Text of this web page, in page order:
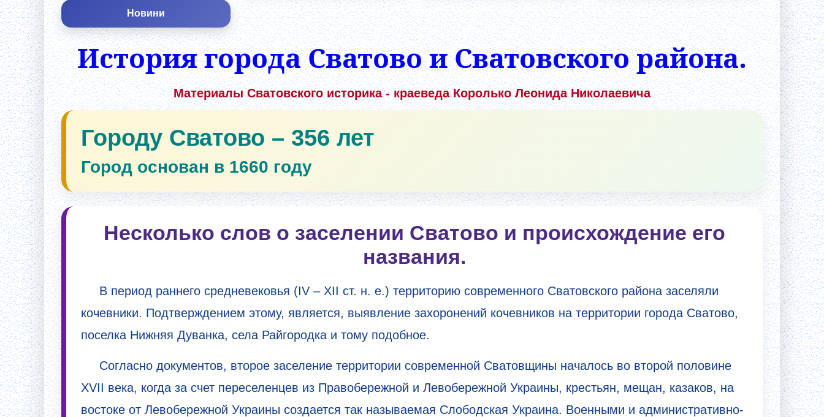
Новини
История города Сватово и Сватовского района.
Материалы Сватовского историка - краеведа Королько Леонида Николаевичa
Городу Сватово – 356 лет
Город основан в 1660 году
Несколько слов о заселении Сватово и происхождение его
названия.
В период раннего средневековья (IV – XII ст. н. е.) территорию современного Сватовского района заселяли
кочевники. Подтверждением этому, является, выявление захоронений кочевников на территории города Сватово,
поселка Нижняя Дуванка, села Райгородка и тому подобное.
Согласно документов, второе заселение территории современной Сватовщины началось во второй половине
XVII века, когда за счет переселенцев из Правобережной и Левобережной Украины, крестьян, мещан, казаков, на
востоке от Левобережной Украины создается так называемая Слободская Украина. Военными и административно-